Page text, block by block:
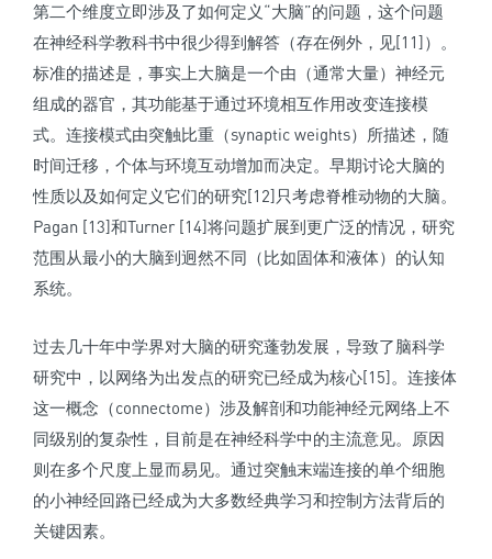
第二个维度立即涉及了如何定义“大脑”的问题，这个问题
在神经科学教科书中很少得到解答（存在例外，见[11]）。
标准的描述是，事实上大脑是一个由（通常大量）神经元
组成的器官，其功能基于通过环境相互作用改变连接模
式。连接模式由突触比重（synaptic weights）所描述，随
时间迁移，个体与环境互动增加而决定。早期讨论大脑的
性质以及如何定义它们的研究[12]只考虑脊椎动物的大脑。
Pagan [13]和Turner [14]将问题扩展到更广泛的情况，研究
范围从最小的大脑到迥然不同（比如固体和液体）的认知
系统。
过去几十年中学界对大脑的研究蓬勃发展，导致了脑科学
研究中，以网络为出发点的研究已经成为核心[15]。连接体
这一概念（connectome）涉及解剖和功能神经元网络上不
同级别的复杂性，目前是在神经科学中的主流意见。原因
则在多个尺度上显而易见。通过突触末端连接的单个细胞
的小神经回路已经成为大多数经典学习和控制方法背后的
关键因素。